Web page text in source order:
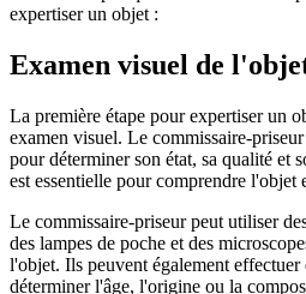
expertiser un objet :
Examen visuel de
La première étape pour expertiser un
examen visuel. Le commissaire-
pour déterminer son état, sa qualité et
est essentielle pour comprendre l'objet
Le commissaire-priseur peut utiliser
des lampes de poche et des
l'objet. Ils peuvent également effectuer
déterminer l'âge, l'origine ou la